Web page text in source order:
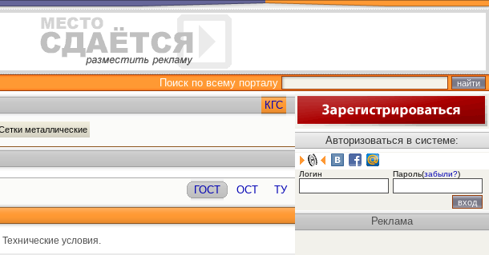
Поиск по всему порталу
КГС
металлические
ГОСТ ОСТ ТУ
условия.
Авторизоваться в системе:
Логин Пароль(забыли?)
Реклама